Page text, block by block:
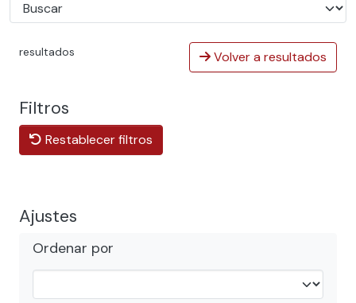
resultados Volver a resultados
Filtros
Restablecer filtros
Ajustes
Ordenar por